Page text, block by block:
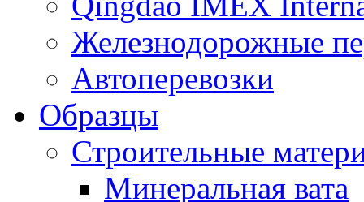
Железнодорожные
Автоперевозки
Образцы
Строительные
Минеральная вата